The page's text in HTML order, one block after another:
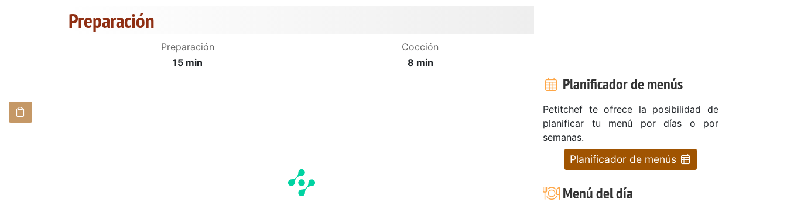
Preparación
Preparación
15 min
Cocción
8 min
Planificador de menús
Petitchef te ofrece la posibilidad de
planificar tu menú por días o por
semanas.
Planificador de menús
Menú del día